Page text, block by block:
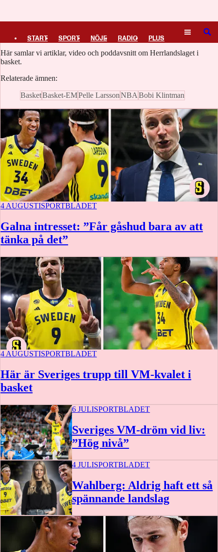
START SPORT NÖJE RADIO PLUS SÖK
Herrlandslaget i basket
Här samlar vi artiklar, video och poddavsnitt om Herrlandslaget i
basket.
Relaterade ämnen:
BasketBasket-EMPelle LarssonNBA Bobi Klintman
4 AUGUSTISPORTBLADET
Galna intresset: ”Får gåshud bara av att
tänka på det”
4 AUGUSTISPORTBLADET
Här är Sveriges trupp till VM-kvalet i
basket
6 JULISPORTBLADET
Sveriges VM-dröm vid liv:
”Hög nivå”
4 JULISPORTBLADET
Wahlberg: Aldrig haft ett så
spännande landslag